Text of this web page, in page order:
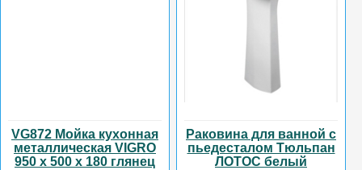
VG872 Мойка кухонная
металлическая VIGRO
950 х 500 х 180 глянец
Раковина для ванной с
пьедесталом Тюльпан
ЛОТОС белый